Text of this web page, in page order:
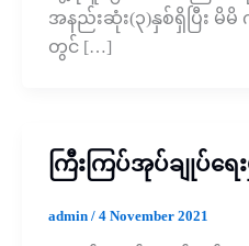
အနည်းဆုံး(၃)နှစ်ရှိပြီး မိ
တွင် […]
ကြီးကြပ်အုပ်ချုပ်ရေး
admin / 4 November 2021